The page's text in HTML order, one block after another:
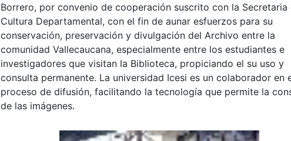
Borrero, por convenio de cooperación suscrito con la Secretaria
Cultura Departamental, con el fin de aunar esfuerzos para su
conservación, preservación y divulgación del Archivo entre la
comunidad Vallecaucana, especialmente entre los estudiantes e
investigadores que visitan la Biblioteca, propiciando el su uso y
consulta permanente. La universidad Icesi es un colaborador en
proceso de difusión, facilitando la tecnología que permite la
de las imágenes.